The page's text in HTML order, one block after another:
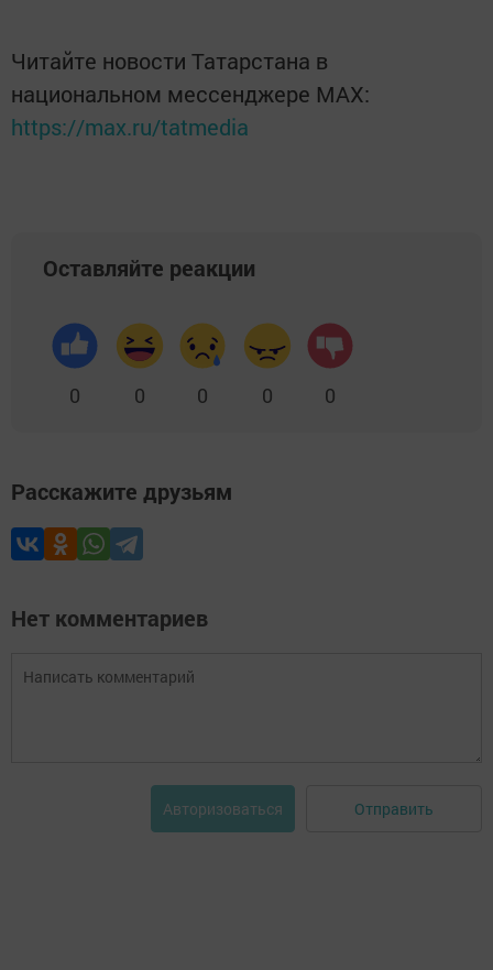
Читайте новости Татарстана в
национальном мессенджере MАХ:
https://max.ru/tatmedia
Оставляйте реакции
0 0 0 0 0
Расскажите друзьям
Нет комментариев
Авторизоваться Отправить